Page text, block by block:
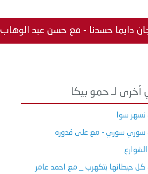
دايما حسدنا - مع حسن عبد الوهاب
أخرى لـ حمو بيكا
نسهر سوا
سوري سوري - مع على قدوره
كل حيطانها بتكهرب _ مع احمد عامر